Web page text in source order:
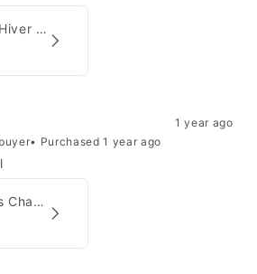
Bracelet Chanel Hiver 1997
1 year ago
• Purchased 1 year ago
Boucles d'oreilles Chanel 2001